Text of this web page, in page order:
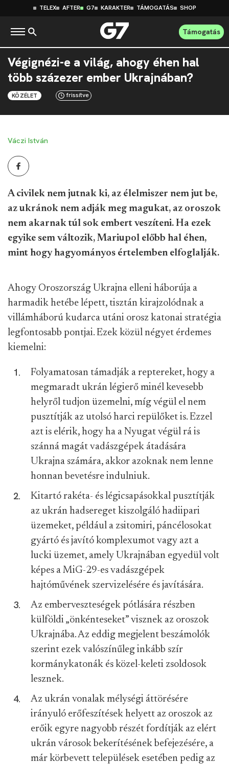
TELEX AFTER G7 KARAKTER TÁMOGATÁS SHOP
Támogatás
Végignézi-e a világ, ahogy éhen hal
több százezer ember Ukrajnában?
KÖZÉLET frissítve
Váczi István
A civilek nem jutnak ki, az élelmiszer nem jut be,
az ukránok nem adják meg magukat, az oroszok
nem akarnak túl sok embert veszíteni. Ha ezek
egyike sem változik, Mariupol előbb hal éhen,
mint hogy hagyományos értelemben elfoglalják.
Ahogy Oroszország Ukrajna elleni háborúja a
harmadik hetébe lépett, tisztán kirajzolódnak a
villámháború kudarca utáni orosz katonai stratégia
legfontosabb pontjai. Ezek közül négyet érdemes
kiemelni:
Folyamatosan támadják a reptereket, hogy a
megmaradt ukrán légierő minél kevesebb
helyről tudjon üzemelni, míg végül el nem
pusztítják az utolsó harci repülőket is. Ezzel
azt is elérik, hogy ha a Nyugat végül rá is
szánná magát vadászgépek átadására
Ukrajna számára, akkor azoknak nem lenne
honnan bevetésre indulniuk.
Kitartó rakéta- és légicsapásokkal pusztítják
az ukrán hadsereget kiszolgáló hadiipari
üzemeket, például a zsitomiri, páncélosokat
gyártó és javító komplexumot vagy azt a
lucki üzemet, amely Ukrajnában egyedül volt
képes a MiG-29-es vadászgépek
hajtóművének szervizelésére és javítására.
Az emberveszteségek pótlására részben
külföldi „önkénteseket” visznek az oroszok
Ukrajnába. Az eddig megjelent beszámolók
szerint ezek valószínűleg inkább szír
kormánykatonák és közel-keleti zsoldosok
lesznek.
Az ukrán vonalak mélységi áttörésére
irányuló erőfeszítések helyett az oroszok az
erőik egyre nagyobb részét fordítják az elért
ukrán városok bekerítésének befejezésére, a
már körbevett települések esetében pedig az